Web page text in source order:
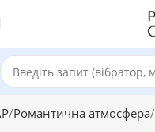
Романтична атмосфера